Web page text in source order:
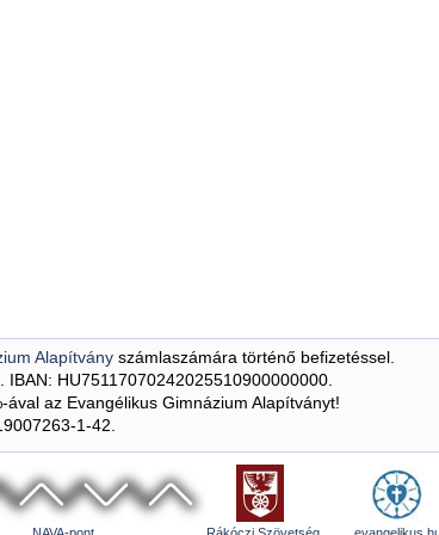
Alapítványszámlaszámára történő befizetéssel.
HU75117070242025510900000000.
az Evangélikus Gimnázium Alapítványt!
1-42.